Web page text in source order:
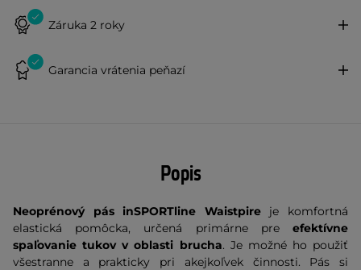
Záruka 2 roky
Garancia vrátenia peňazí
Popis
Neoprénový pás inSPORTline Waistpireje komfortná
elastická pomôcka, určená primárne pre efektívne
spaľovanie tukov v oblasti brucha. Je možné ho použiť
všestranne a prakticky pri akejkoľvek činnosti. Pás si